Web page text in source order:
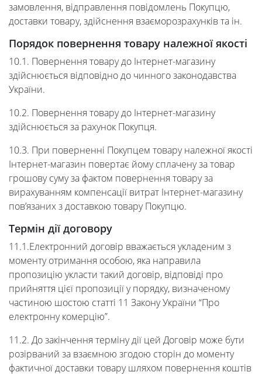
замовлення, відправлення повідомлень Покупцю,
доставки товару, здійснення взаєморозрахунків та ін.
Порядок повернення товару належної якості
10.1. Повернення товару до Інтернет-магазину
здійснюється відповідно до чинного законодавства
України.
10.2. Повернення товару до Інтернет-магазину
здійснюється за рахунок Покупця.
10.3. При поверненні Покупцем товару належної якості
Інтернет-магазин повертає йому сплачену за товар
грошову суму за фактом повернення товару за
вирахуванням компенсації витрат Інтернет-магазину
пов’язаних з доставкою товару Покупцю.
Термін дії договору
11.1.Електронний договір вважається укладеним з
моменту отримання особою, яка направила
пропозицію укласти такий договір, відповіді про
прийняття цієї пропозиції у порядку, визначеному
частиною шостою статті 11 Закону України “Про
електронну комерцію”.
11.2. До закінчення терміну дії цей Договір може бути
розірваний за взаємною згодою сторін до моменту
фактичної доставки товару шляхом повернення коштів